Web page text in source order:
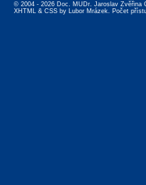
© 2004 - 2026 Doc. MUDr. Jaroslav Zvěřina
XHTML & CSS by Lubor Mrázek. Počet